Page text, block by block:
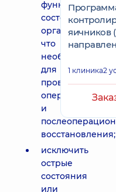
функциональное
состояние
организма,
что
необходимо
для
проведения
операции
и
восстановления;
исключить
острые
состояния
или
яичников
1 клиника2